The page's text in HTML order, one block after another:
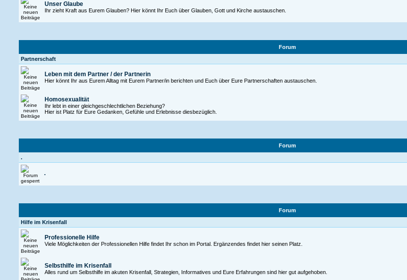
Unser Glaube
Ihr zieht Kraft aus Eurem Glauben? Hier könnt Ihr Euch über Glauben, Gott und Kirche austauschen.
Forum
Partnerschaft
Leben mit dem Partner / der Partnerin
Hier könnt Ihr aus Eurem Alltag mit Eurem Partner/in berichten und Euch über Eure Partnerschaften austauschen.
Homosexualität
Ihr lebt in einer gleichgeschlechtlichen Beziehung?
Hier ist Platz für Eure Gedanken, Gefühle und Erlebnisse diesbezüglich.
Forum
.
.
Forum
Hilfe im Krisenfall
Professionelle Hilfe
Viele Möglichkeiten der Professionellen Hilfe findet Ihr schon im Portal. Ergänzendes findet hier seinen Platz.
Selbsthilfe im Krisenfall
Alles rund um Selbsthilfe im akuten Krisenfall, Strategien, Informatives und Eure Erfahrungen sind hier gut aufgehoben.